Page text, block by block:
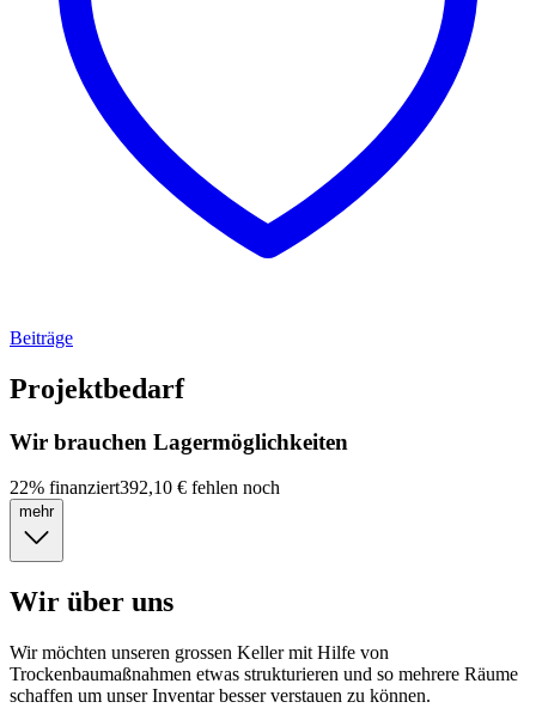
Beiträge
Projektbedarf
Wir brauchen Lagermöglichkeiten
22% finanziert392,10 € fehlen noch
mehr
Wir über uns
Wir möchten unseren grossen Keller mit Hilfe von
Trockenbaumaßnahmen etwas strukturieren und so mehrere Räume
schaffen um unser Inventar besser verstauen zu können.